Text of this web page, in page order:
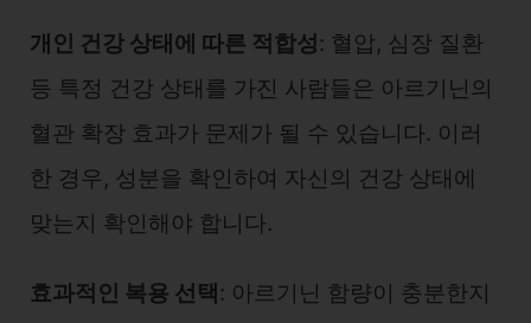
개인 건강 상태에 따른 적합성: 혈압, 심장 질환
등 특정 건강 상태를 가진 사람들은 아르기닌의
혈관 확장 효과가 문제가 될 수 있습니다. 이러
한 경우, 성분을 확인하여 자신의 건강 상태에
맞는지 확인해야 합니다.
효과적인 복용 선택 : 아르기닌 함량이 충분한지